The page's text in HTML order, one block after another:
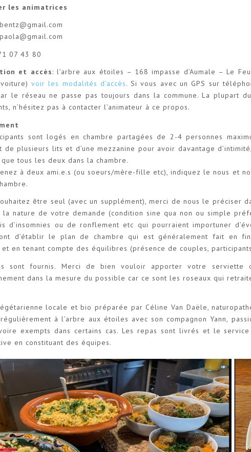
les animatrices
07 43 80
et accès: l’arbre aux étoiles – 168 impasse d’Aumale – Le
voir les modalités d’accès. Si vous avec un GPS sur
le réseau ne passe pas toujours dans la commune. La plupart
n’hésitez pas à contacter l’animateur à ce propos.
sont logés en chambre partagées de 2-4 personnes
de plusieurs lits et d’une mezzanine pour avoir davantage
tous les deux dans la chambre.
à deux ami.e.s (ou soeurs/mère-fille etc), indiquez le nous et
être seul (avec un supplément), merci de nous le préciser
la nature de votre demande (condition sine qua non ou simple
d’insomnies ou de ronflement etc qui pourraient importuner
d’établir le plan de chambre qui est généralement fait en fin
et en tenant compte des équilibres (présence de couples,
sont fournis. Merci de bien vouloir apporter votre
dans la mesure du possible car ce sont les roseaux qui
locale et bio préparée par Céline Van Daële,
à l’arbre aux étoiles avec son compagnon Yann,
exempts dans certains cas. Les repas sont livrés et le
en constituant des équipes.